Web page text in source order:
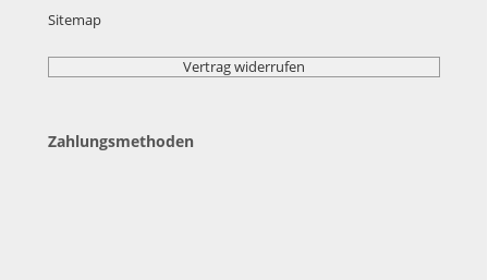
Sitemap
Vertrag widerrufen
Zahlungsmethoden